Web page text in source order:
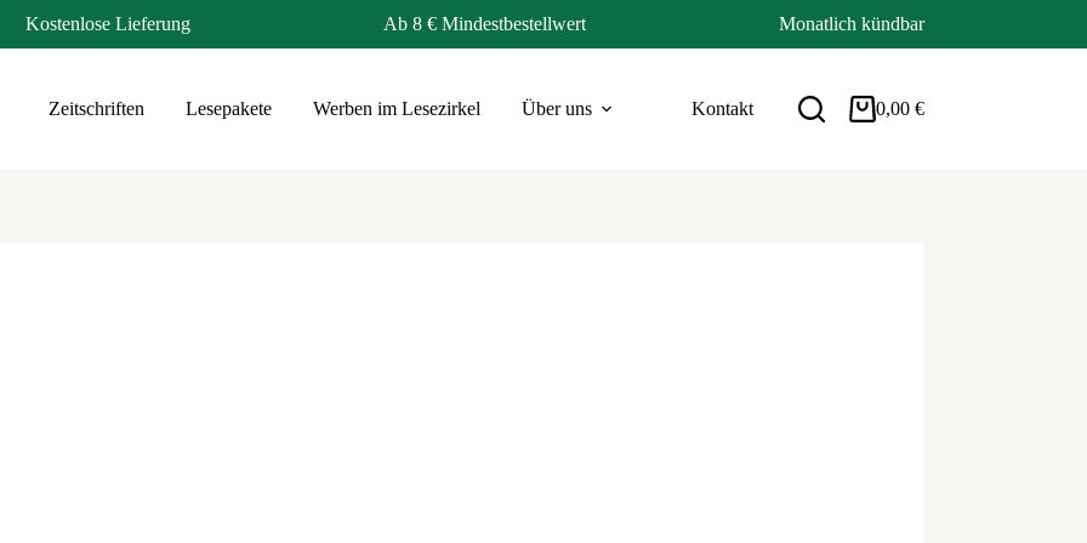
Kostenlose Lieferung Ab 8 € Mindestbestellwert Monatlich kündbar
Zeitschriften Lesepakete Werben im Lesezirkel Über uns Kontakt Warenkorb
0,00 €